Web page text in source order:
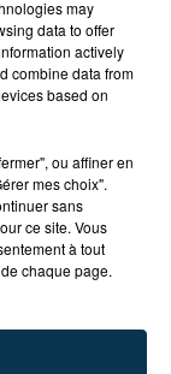
UN
may
data to offer
actively
combine data from
based on
ou affiner en
mes choix".
sans
ce site. Vous
à tout
chaque page.